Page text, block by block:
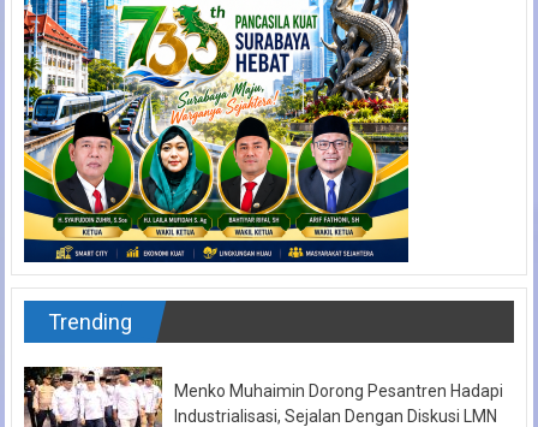
Trending
Menko Muhaimin Dorong Pesantren Hadapi
Industrialisasi, Sejalan Dengan Diskusi LMN